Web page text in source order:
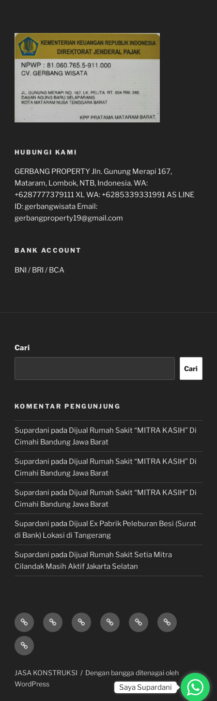
HUBUNGI KAMI
GERBANG PROPERTY Jln. Gunung Merapi 167,
Mataram, Lombok, NTB, Indonesia. WA:
+6287777379111 XL WA: +6285339331991 AS LINE
ID: gerbangwisata Email:
gerbangproperty19@gmail.com
BANK ACCOUNT
BNI / BRI / BCA
Cari
Cari
KOMENTAR PENGUNJUNG
Supardani pada Dijual Rumah Sakit “MITRA KASIH” Di
Cimahi Bandung Jawa Barat
Supardani pada Dijual Rumah Sakit “MITRA KASIH” Di
Cimahi Bandung Jawa Barat
Supardani pada Dijual Rumah Sakit “MITRA KASIH” Di
Cimahi Bandung Jawa Barat
Supardani pada Dijual Ex Pabrik Peleburan Besi (Surat
di Bank) Lokasi di Tangerang
Supardani pada Dijual Rumah Sakit Setia Mitra
Cilandak Masih Aktif Jakarta Selatan
TANAH
DIJUAL
RUMAH
DIJUAL
HOTEL
&
LAHAN
/
GEDUNG
KONSULTAN
PROPERTY
JUAL,
BELI
MOBIL
JASA
KONSTRUKSI
JASA KONSTRUKSI
Dengan bangga ditenagai oleh
WordPress
Saya Supardani